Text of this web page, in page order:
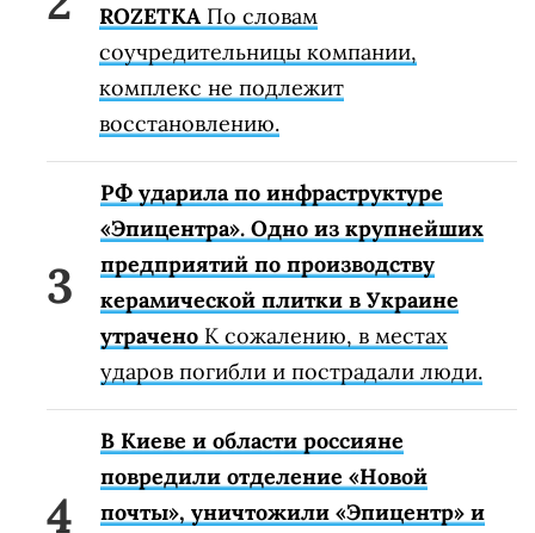
ROZETKA По словам
соучредительницы компании,
комплекс не подлежит
восстановлению.
РФ ударила по инфраструктуре
«Эпицентра». Одно из крупнейших
предприятий по производству
керамической плитки в Украине
утрачено К сожалению, в местах
ударов погибли и пострадали люди.
В Киеве и области россияне
повредили отделение «Новой
почты», уничтожили «Эпицентр» и